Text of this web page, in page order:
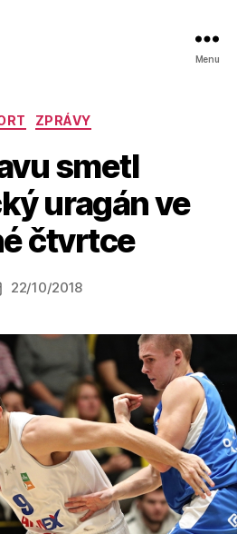
Menu
Rubriky
ZPRÁVY
smetl
uragán ve
čtvrtce
Autor
příspěvku
u
o
a
o
22/10/2018